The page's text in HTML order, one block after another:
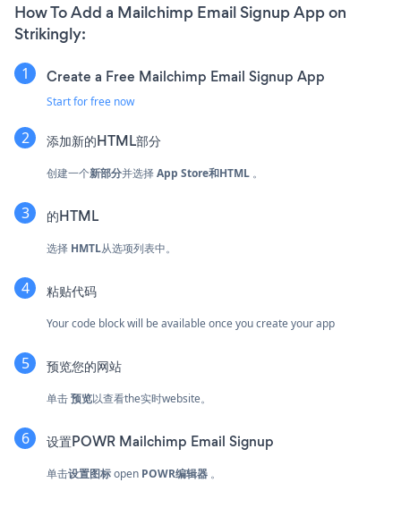
How To Add a Mailchimp Email Signup App on
Strikingly:
Create a Free Mailchimp Email Signup App
Start for free now
添加新的HTML部分
创建一个新部分并选择App Store和HTML 。
的HTML
选择 HMTL从选项列表中。
粘贴代码
Your code block will be available once you create your app
预览您的网站
单击预览以查看the实时website。
设置POWR Mailchimp Email Signup
单击设置图标open POWR编辑器 。